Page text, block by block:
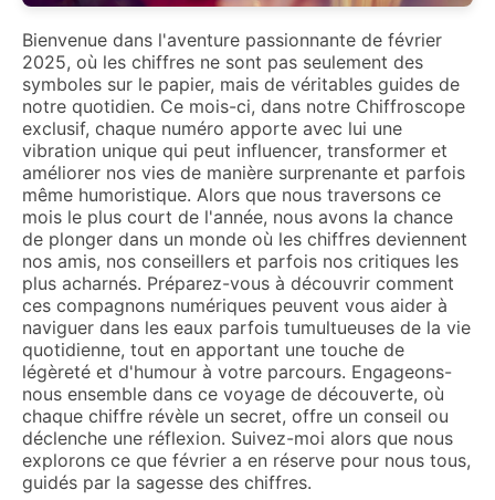
Bienvenue dans l'aventure passionnante de février
2025, où les chiffres ne sont pas seulement des
symboles sur le papier, mais de véritables guides de
notre quotidien. Ce mois-ci, dans notre Chiffroscope
exclusif, chaque numéro apporte avec lui une
vibration unique qui peut influencer, transformer et
améliorer nos vies de manière surprenante et parfois
même humoristique. Alors que nous traversons ce
mois le plus court de l'année, nous avons la chance
de plonger dans un monde où les chiffres deviennent
nos amis, nos conseillers et parfois nos critiques les
plus acharnés. Préparez-vous à découvrir comment
ces compagnons numériques peuvent vous aider à
naviguer dans les eaux parfois tumultueuses de la vie
quotidienne, tout en apportant une touche de
légèreté et d'humour à votre parcours. Engageons-
nous ensemble dans ce voyage de découverte, où
chaque chiffre révèle un secret, offre un conseil ou
déclenche une réflexion. Suivez-moi alors que nous
explorons ce que février a en réserve pour nous tous,
guidés par la sagesse des chiffres.